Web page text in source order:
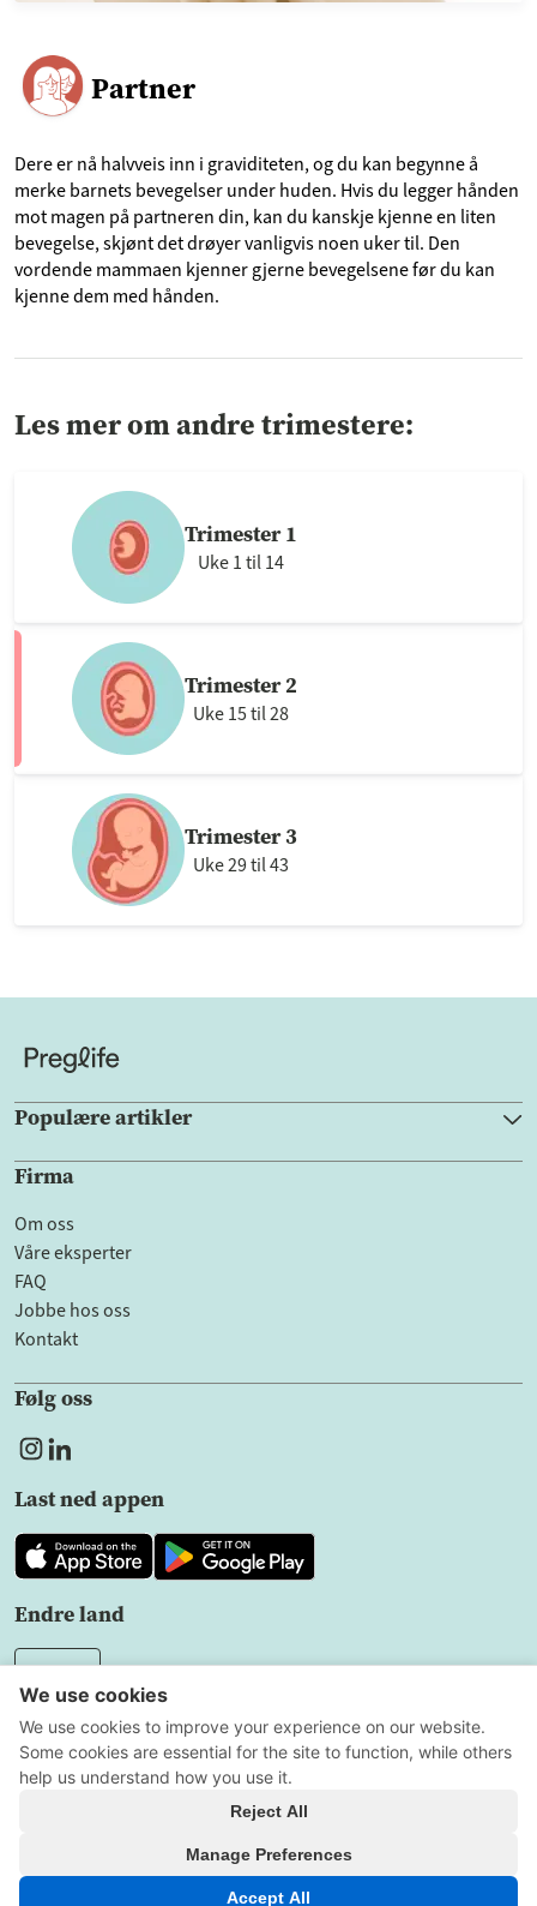
Partner
Dere er nå halvveis inn i graviditeten, og du kan begynne å
merke barnets bevegelser under huden. Hvis du legger hånden
mot magen på partneren din, kan du kanskje kjenne en liten
bevegelse, skjønt det drøyer vanligvis noen uker til. Den
vordende mammaen kjenner gjerne bevegelsene før du kan
kjenne dem med hånden.
Les mer om andre trimestere:
Trimester 1
Uke 1 til 14
Trimester 2
Uke 15 til 28
Trimester 3
Uke 29 til 43
Populære artikler
Firma
Om oss
Våre eksperter
FAQ
Jobbe hos oss
Kontakt
Følg oss
Last ned appen
Endre land
Sekretesspolicy Användarvillkor
Copyright © 2026